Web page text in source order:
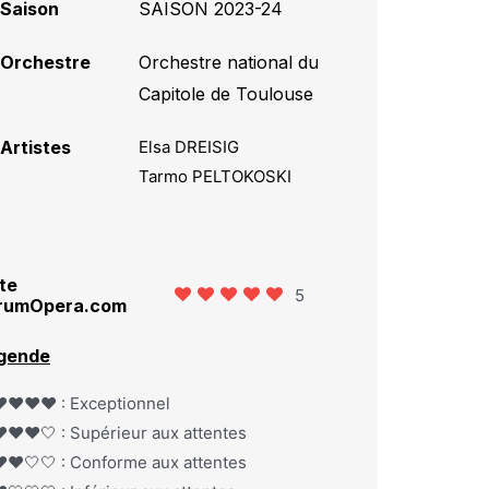
Saison SAISON 2023-24
Orchestre
Orchestre national du
Capitole de Toulouse
Artistes
Elsa DREISIG
Tarmo PELTOKOSKI
5
: Exceptionnel
: Supérieur aux attentes
: Conforme aux attentes